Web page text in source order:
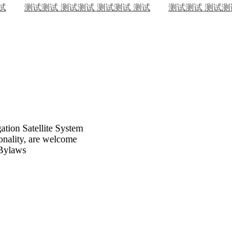
测试测试 测试测试 测试测试 测试 测试测试 测试
Satellite System
are welcome